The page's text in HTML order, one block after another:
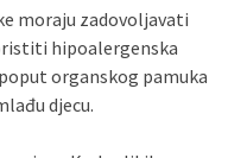
moraju zadovoljavati
hipoalergenska
organskog pamuka
djecu.